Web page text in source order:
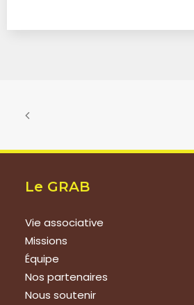
Le GRAB
Vie associative
Missions
Équipe
Nos partenaires
Nous soutenir